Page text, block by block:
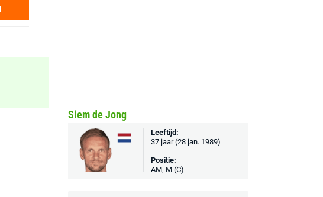
Siem de Jong
Leeftijd:
37 jaar (28 jan. 1989)
Positie:
AM, M (C)